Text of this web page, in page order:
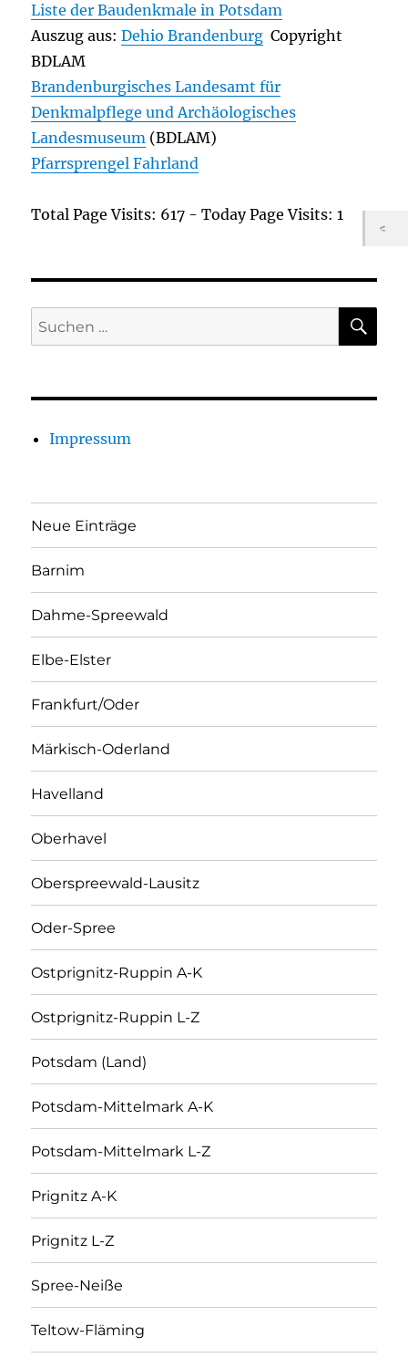
Liste der Baudenkmale in Potsdam
Auszug aus:Dehio Brandenburg Copyright
BDLAM
Brandenburgisches Landesamt für
Denkmalpflege und Archäologisches
Landesmuseum (BDLAM)
Pfarrsprengel Fahrland
Total Page Visits: 617 - Today Page Visits: 1
Suchen
nach:
Impressum
Neue Einträge
Barnim
Dahme-Spreewald
Elbe-Elster
Frankfurt/Oder
Märkisch-Oderland
Havelland
Oberhavel
Oberspreewald-Lausitz
Oder-Spree
Ostprignitz-Ruppin A-K
Ostprignitz-Ruppin L-Z
Potsdam (Land)
Potsdam-Mittelmark A-K
Potsdam-Mittelmark L-Z
Prignitz A-K
Prignitz L-Z
Spree-Neiße
Teltow-Fläming